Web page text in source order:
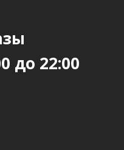
до 22:00